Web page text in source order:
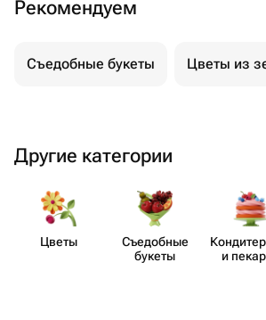
Рекомендуем
Съедобные букеты Цветы из
Другие категории
Цветы
Съедобные
букеты
и